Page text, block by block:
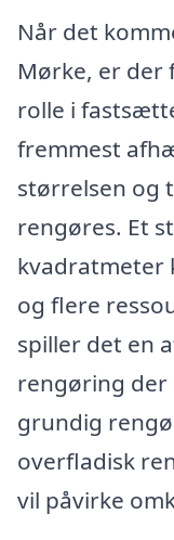
Når det
Mørke, er der
rolle i
fremmest
størrelsen og
rengøres. Et
kvadratmeter
og flere
spiller det en
rengøring der
grundig
overfladisk
vil påvirke